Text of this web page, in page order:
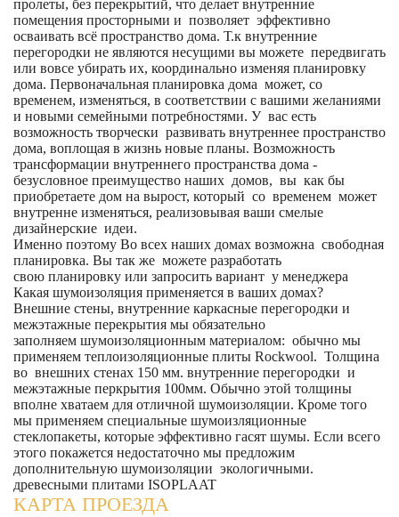
пролеты, без перекрытий, что делает внутренние
помещения просторными и позволяет эффективно
осваивать всё пространство дома. Т.к внутренние
перегородки не являются несущими вы можете передвигать
или вовсе убирать их, координально изменяя планировку
дома. Первоначальная планировка дома может, со
временем, изменяться, в соответствии с вашими желаниями
и новыми семейными потребностями. У вас есть
возможность творчески развивать внутреннее пространство
дома, воплощая в жизнь новые планы. Возможность
трансформации внутреннего пространства дома -
безусловное преимущество наших домов, вы как бы
приобретаете дом на вырост, который со временем может
внутренне изменяться, реализовывая ваши смелые
дизайнерские идеи.
Именно поэтому Во всех наших домах возможна свободная
планировка. Вы так же можете разработать
свою планировку или запросить вариант у менеджера
Какая шумоизоляция применяется в ваших домах?
Внешние стены, внутренние каркасные перегородки и
межэтажные перекрытия мы обязательно
заполняем шумоизоляционным материалом: обычно мы
применяем теплоизоляционные плиты Rockwool. Толщина
во внешних стенах 150 мм. внутренние перегородки и
межэтажные перкрытия 100мм. Обычно этой толщины
вполне хватаем для отличной шумоизоляции. Кроме того
мы применяем специальные шумоизляционные
стеклопакеты, которые эффективно гасят шумы. Если всего
этого покажется недостаточно мы предложим
дополнительную шумоизоляции экологичными.
древесными плитами ISOPLAAT
КАРТА ПРОЕЗДА